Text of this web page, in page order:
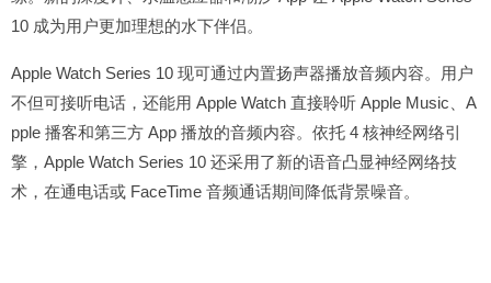
10 成为用户更加理想的水下伴侣。
Apple Watch Series 10 现可通过内置扬声器播放音频内容。用户
不但可接听电话，还能用 Apple Watch 直接聆听 Apple Music、A
pple 播客和第三方 App 播放的音频内容。依托 4 核神经网络引
擎，Apple Watch Series 10 还采用了新的语音凸显神经网络技
术，在通电话或 FaceTime 音频通话期间降低背景噪音。